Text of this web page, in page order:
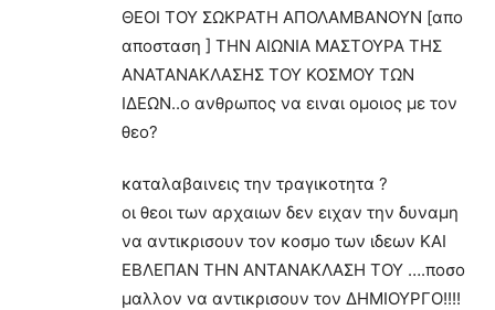
ΘΕΟΙ ΤΟΥ ΣΩΚΡΑΤΗ ΑΠΟΛΑΜΒΑΝΟΥΝ [απο
αποσταση ] ΤΗΝ ΑΙΩΝΙΑ ΜΑΣΤΟΥΡΑ ΤΗΣ
ΑΝΑΤΑΝΑΚΛΑΣΗΣ ΤΟΥ ΚΟΣΜΟΥ ΤΩΝ
ΙΔΕΩΝ..ο ανθρωπος να ειναι ομοιος με τον
θεο?
καταλαβαινεις την τραγικοτητα ?
οι θεοι των αρχαιων δεν ειχαν την δυναμη
να αντικρισουν τον κοσμο των ιδεων ΚΑΙ
ΕΒΛΕΠΑΝ ΤΗΝ ΑΝΤΑΝΑΚΛΑΣΗ ΤΟΥ ….ποσο
μαλλον να αντικρισουν τον ΔΗΜΙΟΥΡΓΟ!!!!